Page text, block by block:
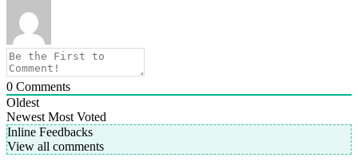
0 Comments
Oldest
Newest Most Voted
Inline Feedbacks
View all comments